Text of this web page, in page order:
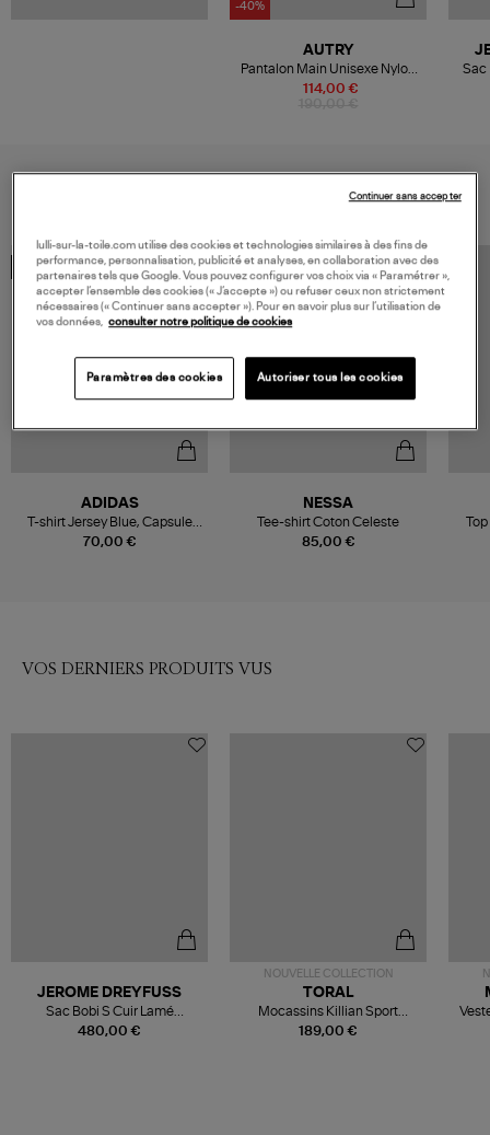
-40%
114,00 €
AUTRY
Pantalon Main Unisexe Nylon
Noir
Sac
VOUS AIMEREZ AUSSI
COLLECTION CAPSULE
70,00 €
ADIDAS
T-shirt Jersey Blue, Capsule
Summer Glow
MADE IN EUROPE
85,00 €
NESSA
Tee-shirt Coton Celeste
VOS DERNIERS PRODUITS VUS
480,00 €
JEROME DREYFUSS
Sac Bobi S Cuir Lamé
Champagne
NOUVELLE COLLECTION
189,00 €
TORAL
Mocassins Killian Sport
Mousse
lulli-sur-la-toile.com utilise des cookies et technologies similaires à des fins de
performance, personnalisation, publicité et analyses, en collaboration avec des
partenaires tels que Google. Vous pouvez configurer vos choix via « Paramétrer »,
accepter l’ensemble des cookies (« J’accepte ») ou refuser ceux non strictement
nécessaires (« Continuer sans accepter »). Pour en savoir plus sur l’utilisation de
vos données,
consulter notre politique de cookies
Paramètres des cookies Autoriser tous les cookies
Continuer sans accepter